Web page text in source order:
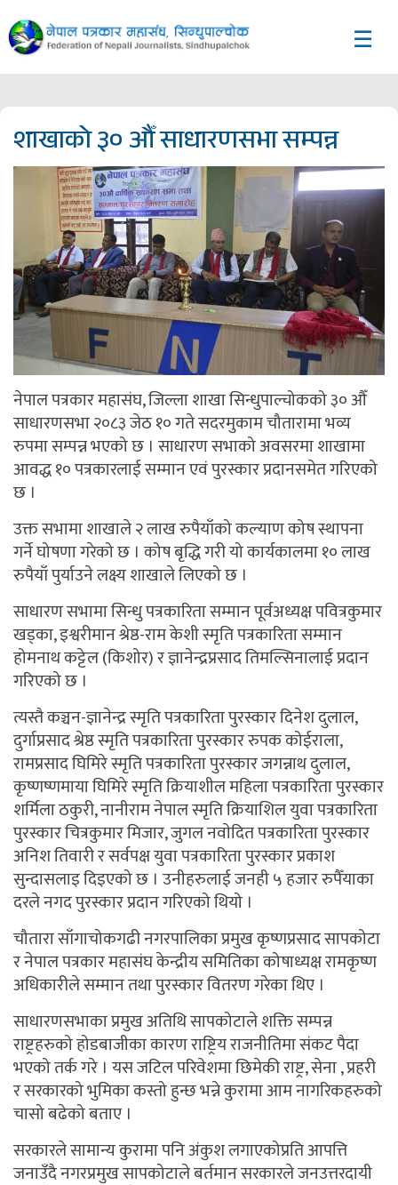
☰
शाखाको ३० औँ साधारणसभा सम्पन्न
नेपाल पत्रकार महासंघ, जिल्ला शाखा सिन्धुपाल्चोकको ३० औँ
साधारणसभा २०८३ जेठ १० गते सदरमुकाम चौतारामा भव्य
रुपमा सम्पन्न भएको छ । साधारण सभाको अवसरमा शाखामा
आवद्ध १० पत्रकारलाई सम्मान एवं पुरस्कार प्रदानसमेत गरिएको
छ ।
उक्त सभामा शाखाले २ लाख रुपैयाँको कल्याण कोष स्थापना
गर्ने घोषणा गरेको छ । कोष बृद्धि गरी यो कार्यकालमा १० लाख
रुपैयाँ पुर्याउने लक्ष्य शाखाले लिएको छ ।
साधारण सभामा सिन्धु पत्रकारिता सम्मान पूर्वअध्यक्ष पवित्रकुमार
खड्का, इश्वरीमान श्रेष्ठ-राम केशी स्मृति पत्रकारिता सम्मान
होमनाथ कट्टेल (किशोर) र ज्ञानेन्द्रप्रसाद तिमल्सिनालाई प्रदान
गरिएको छ ।
त्यस्तै कञ्चन-ज्ञानेन्द्र स्मृति पत्रकारिता पुरस्कार दिनेश दुलाल,
दुर्गाप्रसाद श्रेष्ठ स्मृति पत्रकारिता पुरस्कार रुपक कोईराला,
रामप्रसाद घिमिरे स्मृति पत्रकारिता पुरस्कार जगन्नाथ दुलाल,
कृष्णष्णमाया घिमिरे स्मृति क्रियाशील महिला पत्रकारिता पुरस्कार
शर्मिला ठकुरी, नानीराम नेपाल स्मृति क्रियाशिल युवा पत्रकारिता
पुरस्कार चित्रकुमार मिजार, जुगल नवाेदित पत्रकारिता पुरस्कार
अनिश तिवारी र सर्वपक्ष युवा पत्रकारिता पुरस्कार प्रकाश
सुन्दासलाइ दिइएको छ । उनीहरुलाई जनही ५ हजार रुपैँयाका
दरले नगद पुरस्कार प्रदान गरिएको थियो ।
चौतारा साँगाचोकगढी नगरपालिका प्रमुख कृष्णप्रसाद सापकोटा
र नेपाल पत्रकार महासंघ केन्द्रीय समितिका कोषाध्यक्ष रामकृष्ण
अधिकारीले सम्मान तथा पुरस्कार वितरण गरेका थिए ।
साधारणसभाका प्रमुख अतिथि सापकोटाले शक्ति सम्पन्न
राष्ट्रहरुको होडबाजीका कारण राष्ट्रिय राजनीतिमा संकट पैदा
भएको तर्क गरे । यस जटिल परिवेशमा छिमेकी राष्ट्र, सेना , प्रहरी
र सरकारको भुमिका कस्तो हुन्छ भन्ने कुरामा आम नागरिकहरुको
चासो बढेको बताए ।
सरकारले सामान्य कुरामा पनि अंकुश लगाएकोप्रति आपत्ति
जनाउँदै नगरप्रमुख सापकोटाले बर्तमान सरकारले जनउत्तरदायी